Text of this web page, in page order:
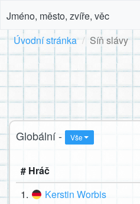
Jméno, město, zvíře, věc
Úvodní stránka Síň slávy
Globální - Vše
# Hráč
1.
Kerstin Worbis